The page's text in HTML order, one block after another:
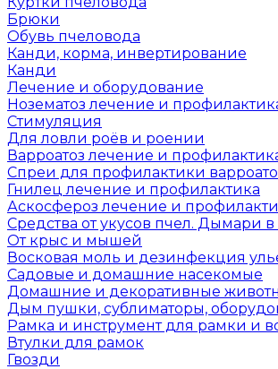
Брюки
Обувь пчеловода
Канди, корма, инвертирование
Канди
Лечение и оборудование
Нозематоз лечение и
Стимуляция
Для ловли роёв и роении
Варроатоз лечение и
Спреи для профилактики
Гнилец лечение и профилактика
Аскосфероз лечение и
Средства от укусов пчел. Дымари
От крыс и мышей
Восковая моль и дезинфекция
Садовые и домашние насекомые
Домашние и декоративные
Дым пушки, сублиматоры,
Рамка и инструмент для рамки и
Втулки для рамок
Гвозди